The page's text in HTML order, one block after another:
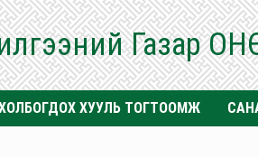
Газар
ХУУЛЬ ТОГТООМЖ